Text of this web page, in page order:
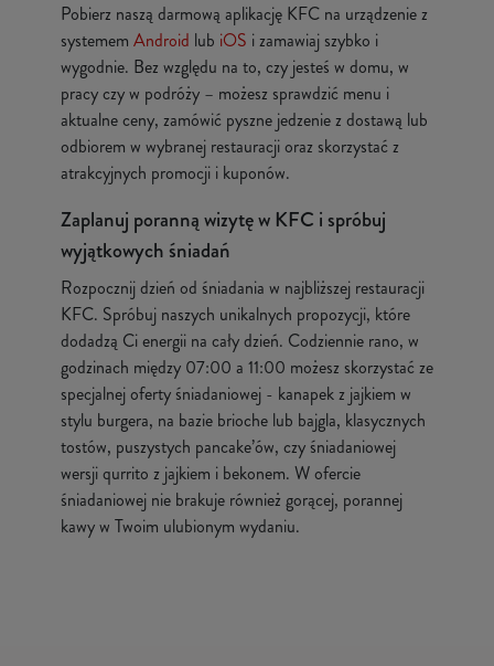
Pobierz naszą darmową aplikację KFC na urządzenie z
systemem Android lub iOS i zamawiaj szybko i
wygodnie. Bez względu na to, czy jesteś w domu, w
pracy czy w podróży – możesz sprawdzić menu i
aktualne ceny, zamówić pyszne jedzenie z dostawą lub
odbiorem w wybranej restauracji oraz skorzystać z
atrakcyjnych promocji i kuponów.
Zaplanuj poranną wizytę w KFC i spróbuj
wyjątkowych śniadań
Rozpocznij dzień od śniadania w najbliższej restauracji
KFC. Spróbuj naszych unikalnych propozycji, które
dodadzą Ci energii na cały dzień. Codziennie rano, w
godzinach między 07:00 a 11:00 możesz skorzystać ze
specjalnej oferty śniadaniowej - kanapek z jajkiem w
stylu burgera, na bazie brioche lub bajgla, klasycznych
tostów, puszystych pancake’ów, czy śniadaniowej
wersji qurrito z jajkiem i bekonem. W ofercie
śniadaniowej nie brakuje również gorącej, porannej
kawy w Twoim ulubionym wydaniu.